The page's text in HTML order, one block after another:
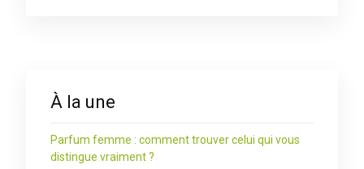
À la une
Parfum femme : comment trouver celui qui vous
distingue vraiment ?